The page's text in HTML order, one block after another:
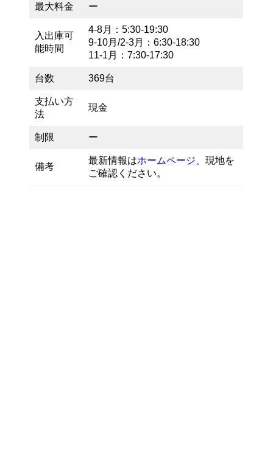
最大料金 ー
入出庫可
能時間
4-8月：5:30-19:30
9-10月/2-3月：6:30-18:30
11-1月：7:30-17:30
台数 369台
支払い方
法
現金
制限 ー
備考
最新情報はホームページ 、現地を
ご確認ください。